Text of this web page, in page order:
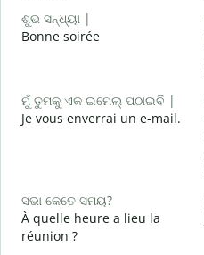
ଶୁଭ ସନ୍ଧ୍ୟା |
Bonne soirée
ମୁଁ ତୁମକୁ ଏକ ଇମେଲ୍ ପଠାଇବି |
Je vous enverrai un e-mail.
ସଭା କେତେ ସମୟ?
À quelle heure a lieu la
réunion ?